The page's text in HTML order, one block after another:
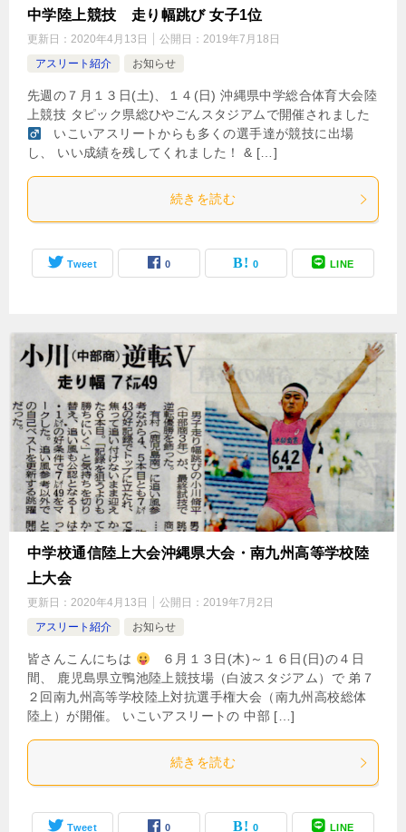
中学陸上競技 走り幅跳び 女子1位
更新日： 2020年4月13日 公開日： 2019年7月18日
アスリート紹介
お知らせ
先週の７月１３日(土)、１４(日) 沖縄県中学総合体育大会陸
上競技 タピック県総ひやごんスタジアムで開催されました‍
いこいアスリートからも多くの選手達が競技に出場
し、 いい成績を残してくれました！ & […]
続きを読む
Tweet 0 0 LINE
中学校通信陸上大会沖縄県大会・南九州高等学校陸
上大会
更新日： 2020年4月13日 公開日： 2019年7月2日
アスリート紹介
お知らせ
皆さんこんにちは
６月１３日(木)～１６日(日)の４日
間、 鹿児島県立鴨池陸上競技場（白波スタジアム）で 弟７
２回南九州高等学校陸上対抗選手権大会（南九州高校総体
陸上）が開催。 いこいアスリートの 中部 […]
続きを読む
Tweet 0 0 LINE